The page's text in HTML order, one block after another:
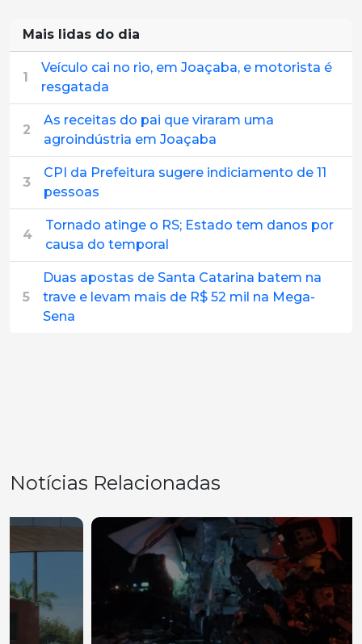
Mais lidas do dia
1
Veículo cai no rio, em Joaçaba, e motorista é
resgatada
2
As receitas do pai que viraram uma
agroindústria em Joaçaba
3
CPI da Prefeitura sugere indiciamento de 11
pessoas
4
Tornado atinge o RS; Estado tem danos por
causa do temporal
5
Duas apostas de Santa Catarina batem na
trave e levam mais de R$ 52 mil na Mega-
Sena
Notícias Relacionadas